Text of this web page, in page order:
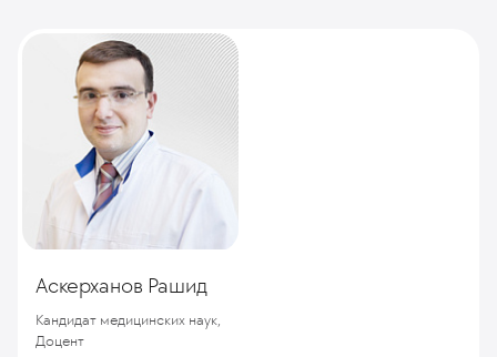
Аскерханов Рашид
Кандидат медицинских наук,
Доцент